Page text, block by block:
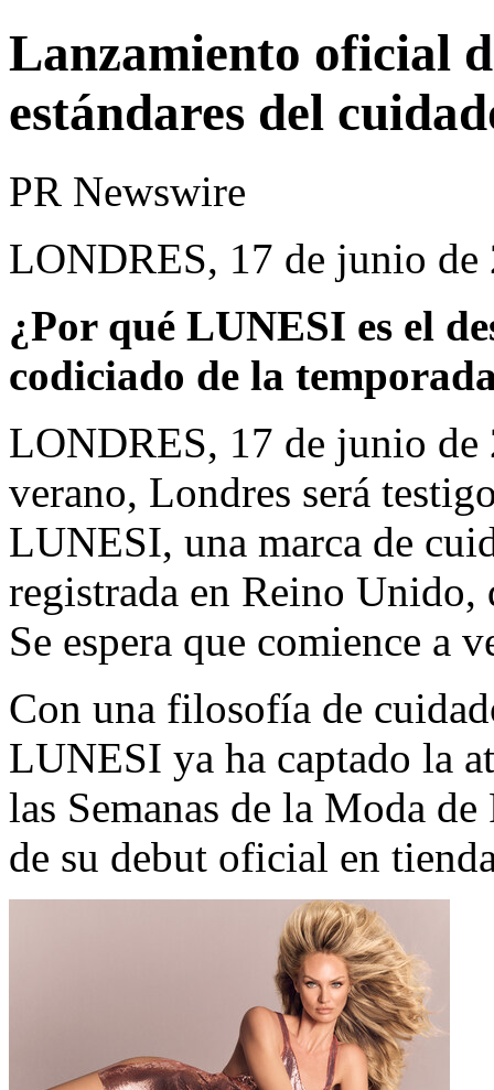
Lanzamiento oficial
estándares del
PR Newswire
LONDRES, 17 de junio de
¿Por qué LUNESI es el
codiciado de la
LONDRES, 17 de junio de
verano, Londres será
LUNESI, una marca de
registrada en Reino Unido,
Se espera que comience a
Con una filosofía de
LUNESI ya ha captado la
las Semanas de la Moda
de su debut oficial en